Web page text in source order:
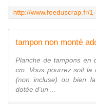
tampon non monté
Planche de tampons en
cm. Vous pourrez soit
(non incluse) ou bien
dotée d'un ...